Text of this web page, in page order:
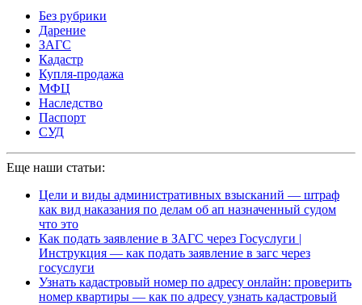
Без рубрики
Дарение
ЗАГС
Кадастр
Купля-продажа
МФЦ
Наследство
Паспорт
СУД
Еще наши статьи:
Цели и виды административных взысканий — штраф
как вид наказания по делам об ап назначенный судом
что это
Как подать заявление в ЗАГС через Госуслуги |
Инструкция — как подать заявление в загс через
госуслуги
Узнать кадастровый номер по адресу онлайн: проверить
номер квартиры — как по адресу узнать кадастровый